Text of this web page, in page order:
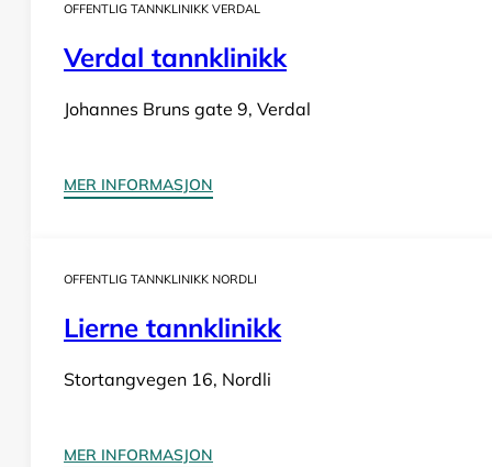
OFFENTLIG TANNKLINIKK VERDAL
Verdal tannklinikk
Johannes Bruns gate 9, Verdal
MER INFORMASJON
OFFENTLIG TANNKLINIKK NORDLI
Lierne tannklinikk
Stortangvegen 16, Nordli
MER INFORMASJON